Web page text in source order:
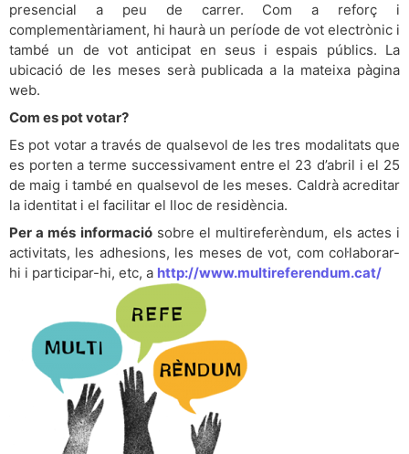
presencial a peu de carrer. Com a reforç i
complementàriament, hi haurà un període de vot electrònic i
també un de vot anticipat en seus i espais públics. La
ubicació de les meses serà publicada a la mateixa pàgina
web.
Com es pot votar?
Es pot votar a través de qualsevol de les tres modalitats que
es porten a terme successivament entre el 23 d’abril i el 25
de maig i també en qualsevol de les meses. Caldrà acreditar
la identitat i el facilitar el lloc de residència.
Per a més informaciósobre el multireferèndum, els actes i
activitats, les adhesions, les meses de vot, com col·laborar-
hi i participar-hi, etc, a http://www.multireferendum.cat/